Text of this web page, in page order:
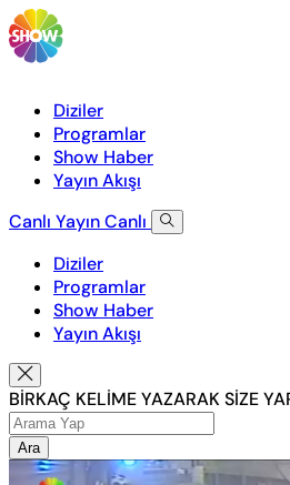
Diziler
Programlar
Show Haber
Yayın Akışı
Canlı YayınCanlı
Diziler
Programlar
Show Haber
Yayın Akışı
BİRKAÇ KELİME YAZARAK SİZE
Ara